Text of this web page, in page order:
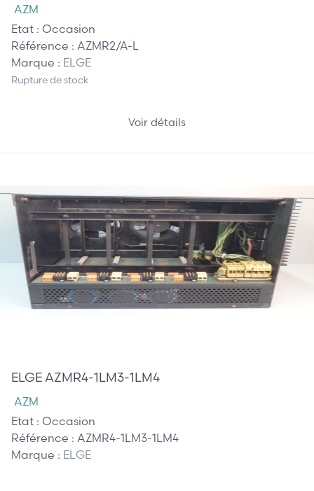
AZM
Etat : Occasion
Référence : AZMR2/A-L
Marque : ELGE
Rupture de stock
Voir détails
ELGE AZMR4-1LM3-1LM4
AZM
Etat : Occasion
Référence : AZMR4-1LM3-1LM4
Marque : ELGE